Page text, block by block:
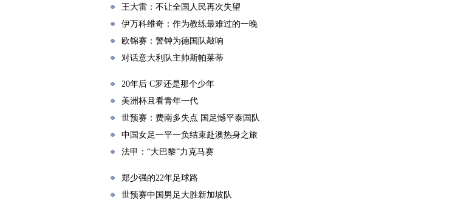
王大雷：不让全国人民再次失望
伊万科维奇：作为教练最难过的一晚
欧锦赛：警钟为德国队敲响
对话意大利队主帅斯帕莱蒂
20年后 C罗还是那个少年
美洲杯且看青年一代
世预赛：费南多失点 国足憾平泰国队
中国女足一平一负结束赴澳热身之旅
法甲：“大巴黎”力克马赛
郑少强的22年足球路
世预赛中国男足大胜新加坡队